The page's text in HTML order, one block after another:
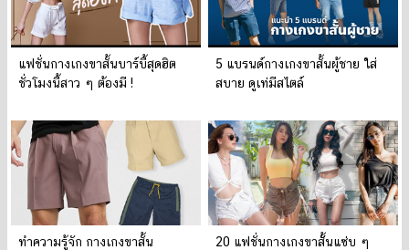
แฟชั่นกางเกงขาสั้นบาร์บี้สุดฮิต
ชั่วโมงนี้สาว ๆ ต้องมี !
5 แบรนด์กางเกงขาสั้นผู้ชาย ใส่
สบาย ดูเท่มีสไตล์
ทำความรู้จัก กางเกงขาสั้น
20 แฟชั่นกางเกงขาสัั้นแซ่บ ๆ